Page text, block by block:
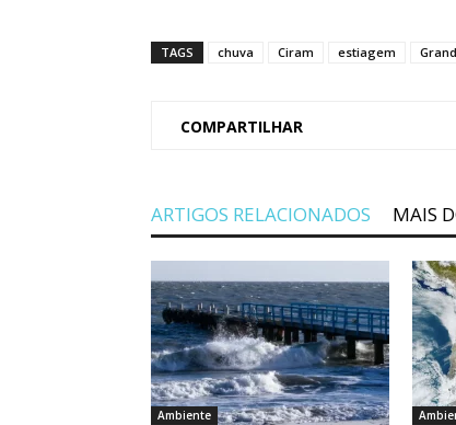
TAGS chuva Ciram estiagem
COMPARTILHAR
ARTIGOS RELACIONADOS MAIS
Ambiente